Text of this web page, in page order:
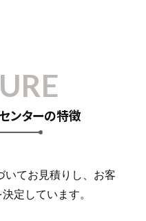
ンターの特徴
いてお見積りし、お客
定しています。